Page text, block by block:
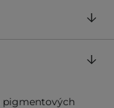
pigmentových